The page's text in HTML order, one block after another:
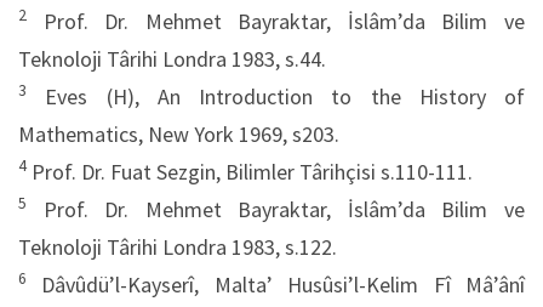
2
Prof. Dr. Mehmet Bayraktar, İslâm’da Bilim ve
Teknoloji Târihi Londra 1983, s.44.
3
Eves (H), An Introduction to the History of
Mathematics, New York 1969, s203.
4Prof. Dr. Fuat Sezgin, Bilimler Târihçisi s.110-111.
5
Prof. Dr. Mehmet Bayraktar, İslâm’da Bilim ve
Teknoloji Târihi Londra 1983, s.122.
6
Dâvûdü’l-Kayserî, Malta’ Husûsi’l-Kelim Fî Mâ’ânî